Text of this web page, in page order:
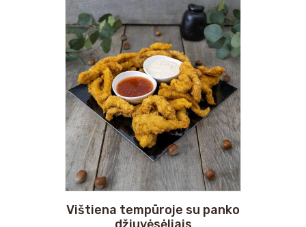
Vištiena tempūroje su panko